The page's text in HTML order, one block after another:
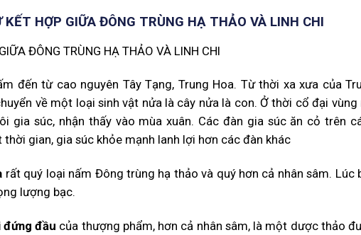
HỢP GIỮA ĐÔNG TRÙNG HẠ THẢO VÀ LINH CHI
đến từ cao nguyên Tây Tạng, Trung Hoa. Từ thời xa xưa của
về một loại sinh vật nửa là cây nửa là con. Ở thời cổ đại vùng
gia súc, nhận thấy vào mùa xuân. Các đàn gia súc ăn cỏ trên
gian, gia súc khỏe mạnh lanh lợi hơn các đàn khác
rất quý loại nấm Đông trùng hạ thảo và quý hơn cả nhân sâm. Lúc
lượng bạc.
đứng đầu của thượng phẩm, hơn cả nhân sâm, là một dược thảo